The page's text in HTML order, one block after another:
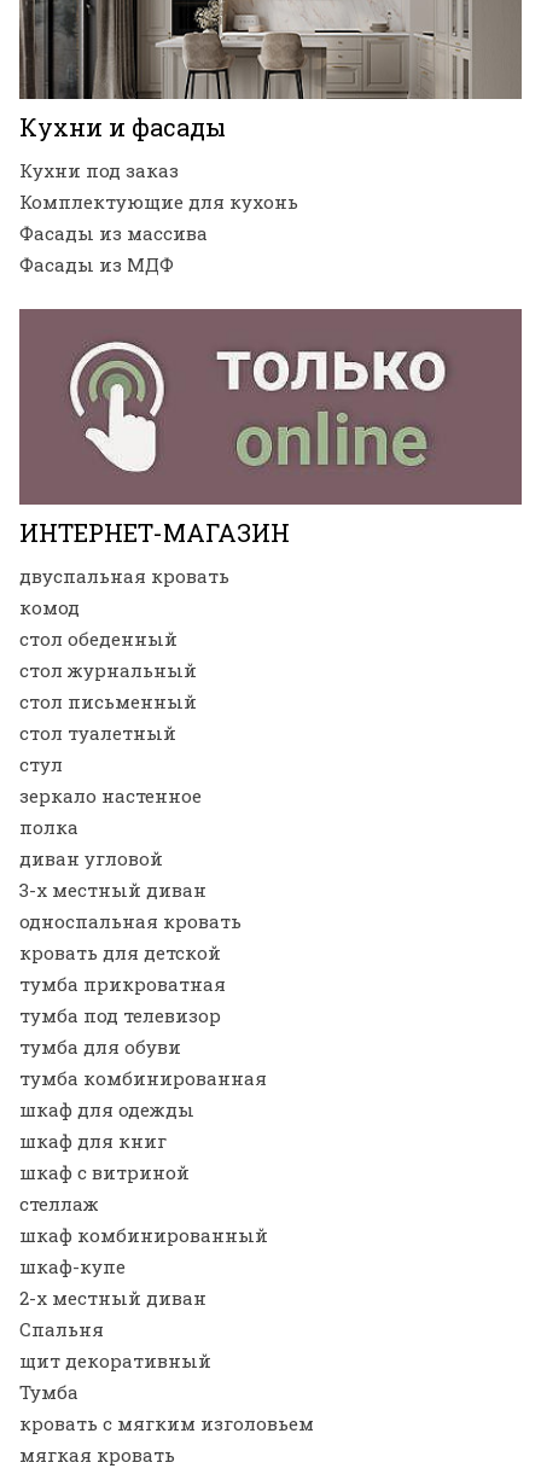
Кухни и фасады
Кухни под заказ
Комплектующие для кухонь
Фасады из массива
Фасады из МДФ
ИНТЕРНЕТ-МАГАЗИН
двуспальная кровать
комод
стол обеденный
стол журнальный
стол письменный
стол туалетный
стул
зеркало настенное
полка
диван угловой
3-х местный диван
односпальная кровать
кровать для детской
тумба прикроватная
тумба под телевизор
тумба для обуви
тумба комбинированная
шкаф для одежды
шкаф для книг
шкаф с витриной
стеллаж
шкаф комбинированный
шкаф-купе
2-х местный диван
Спальня
щит декоративный
Тумба
кровать с мягким изголовьем
мягкая кровать